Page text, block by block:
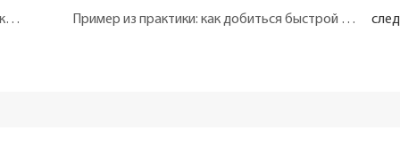
Обзор: История автоматизированных упаковочных решений в #PropakAsir Пример из практики: как добиться быстрой переработки в пенопластовой промышленности